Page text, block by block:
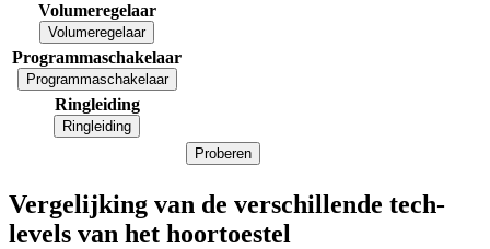
Volumeregelaar
Volumeregelaar
Programmaschakelaar
Programmaschakelaar
Ringleiding
Ringleiding
Proberen
Vergelijking van de verschillende tech-
levels van het hoortoestel